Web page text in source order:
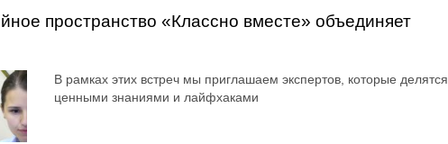
пространство «Классно вместе» объединяет
В рамках этих встреч мы приглашаем экспертов, которые делятся
ценными знаниями и лайфхаками